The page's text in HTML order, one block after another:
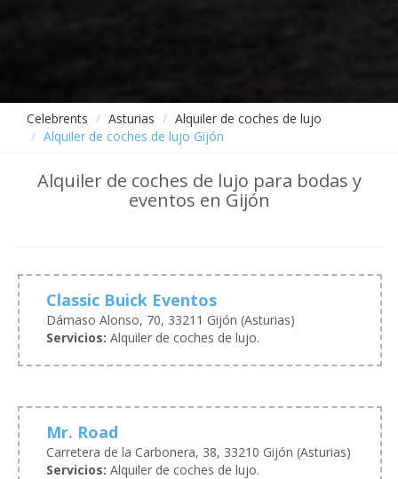
Celebrents Asturias
Alquiler de coches de lujo
Alquiler de coches de lujo Gijón
Alquiler de coches de lujo para bodas y
eventos en Gijón
Classic Buick Eventos
Dámaso Alonso, 70, 33211 Gijón (Asturias)
Servicios: Alquiler de coches de lujo.
Mr. Road
Carretera de la Carbonera, 38, 33210 Gijón (Asturias)
Servicios: Alquiler de coches de lujo.